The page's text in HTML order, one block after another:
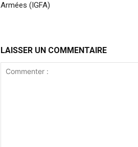
Armées (IGFA)
LAISSER UN COMMENTAIRE